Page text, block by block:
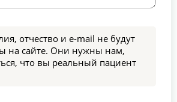
отчество и e-mail не будут
на сайте. Они нужны нам,
что вы реальный пациент